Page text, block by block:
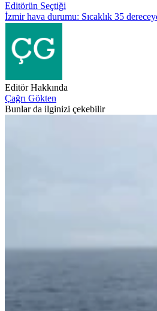
Editörün Seçtiği
İzmir hava durumu: Sıcaklık 35
Editör Hakkında
Çağrı Gökten
Bunlar da ilginizi çekebilir